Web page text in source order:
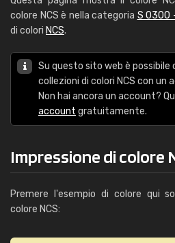
colore NCS è nella categoria S 0300
di colori NCS.
Su questo sito web è possibile
collezioni di colori NCS con un
Non hai ancora un account?
account gratuitamente.
Impressione di colore
Premere l'esempio di colore qui
colore NCS: